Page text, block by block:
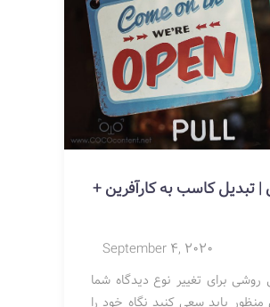
| تبدیل کاسب به کارآفرین +
September 4, 2020
برای تغییر نوع دیدگاه شما